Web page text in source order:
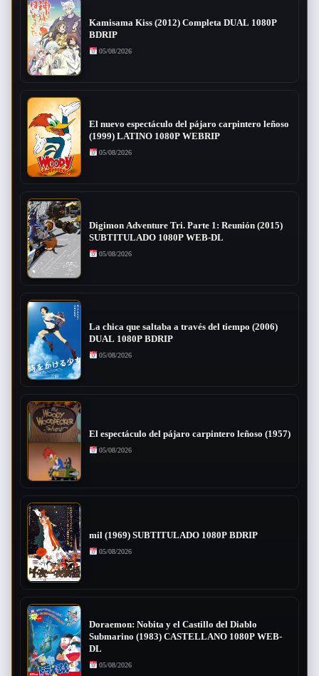
Kamisama Kiss (2012) Completa DUAL 1080P
BDRIP
05/08/2026
El nuevo espectáculo del pájaro carpintero leñoso
(1999) LATINO 1080P WEBRIP
05/08/2026
Digimon Adventure Tri. Parte 1: Reunión (2015)
SUBTITULADO 1080P WEB-DL
05/08/2026
La chica que saltaba a través del tiempo (2006)
DUAL 1080P BDRIP
05/08/2026
El espectáculo del pájaro carpintero leñoso (1957)
05/08/2026
mil (1969) SUBTITULADO 1080P BDRIP
05/08/2026
Doraemon: Nobita y el Castillo del Diablo
Submarino (1983) CASTELLANO 1080P WEB-
DL
05/08/2026